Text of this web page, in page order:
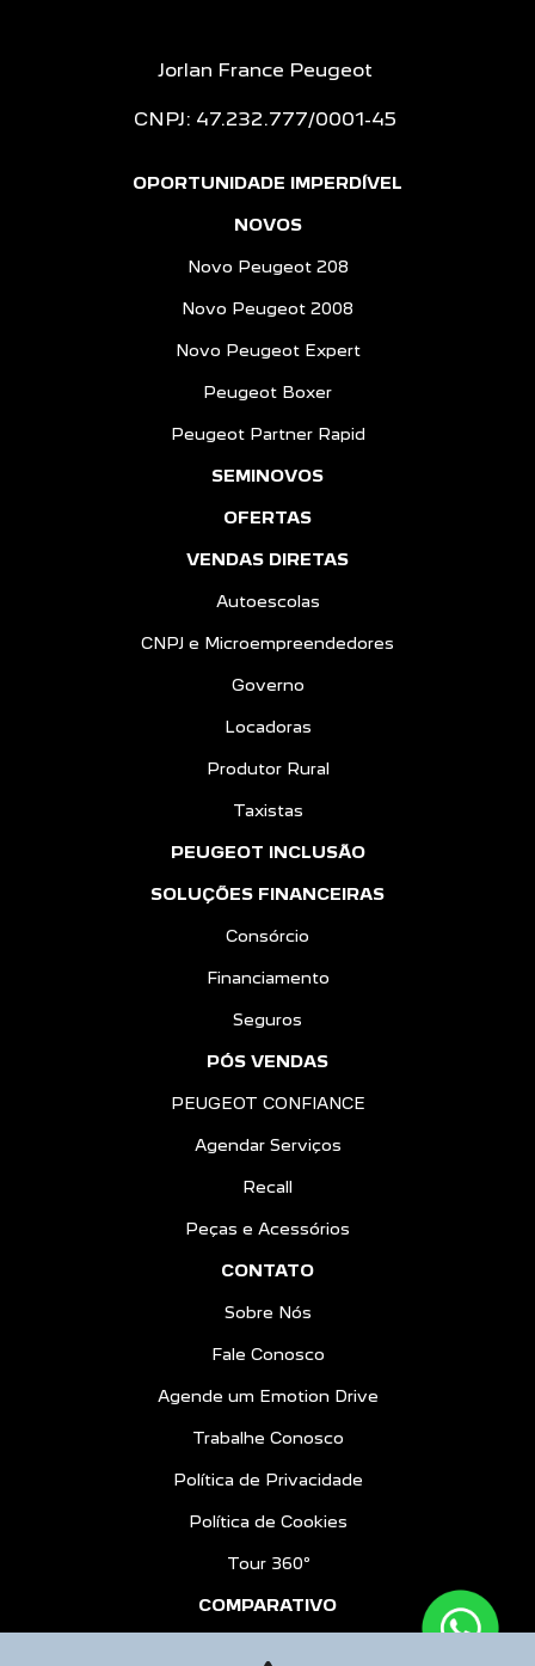
Jorlan France Peugeot
CNPJ: 47.232.777/0001-45
OPORTUNIDADE IMPERDÍVEL
NOVOS
Novo Peugeot 208
Novo Peugeot 2008
Novo Peugeot Expert
Peugeot Boxer
Peugeot Partner Rapid
SEMINOVOS
OFERTAS
VENDAS DIRETAS
Autoescolas
CNPJ e Microempreendedores
Governo
Locadoras
Produtor Rural
Taxistas
PEUGEOT INCLUSÃO
SOLUÇÕES FINANCEIRAS
Consórcio
Financiamento
Seguros
PÓS VENDAS
PEUGEOT CONFIANCE
Agendar Serviços
Recall
Peças e Acessórios
CONTATO
Sobre Nós
Fale Conosco
Agende um Emotion Drive
Trabalhe Conosco
Política de Privacidade
Política de Cookies
Tour 360º
COMPARATIVO